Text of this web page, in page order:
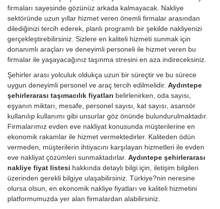
firmaları sayesinde gözünüz arkada kalmayacak. Nakliye
sektöründe uzun yıllar hizmet veren önemli firmalar arasından
dilediğinizi tercih ederek, planlı programlı bir şekilde nakliyenizi
gerçekleştirebilirsiniz. Sizlere en kaliteli hizmeti sunmak için
donanımlı araçları ve deneyimli personeli ile hizmet veren bu
firmalar ile yaşayacağınız taşınma stresini en aza indireceksiniz.
Şehirler arası yolculuk oldukça uzun bir süreçtir ve bu sürece
uygun deneyimli personel ve araç tercih edilmelidir. Aydıntepe
şehirlerarası taşımacılık fiyatları belirlenirken, oda sayısı,
eşyanın miktarı, mesafe, personel sayısı, kat sayısı, asansör
kullanılıp kullanımı gibi unsurlar göz önünde bulundurulmaktadır.
Firmalarımız evden eve nakliyat konusunda müşterilerine en
ekonomik rakamlar ile hizmet vermektedirler. Kaliteden ödün
vermeden, müşterilerin ihtiyacını karşılayan hizmetleri ile evden
eve nakliyat çözümleri sunmaktadırlar. Aydıntepe şehirlerarası
nakliye fiyat listesi hakkında detaylı bilgi için, iletişim bilgileri
üzerinden gerekli bilgiye ulaşabilirsiniz. Türkiye?nin neresine
olursa olsun, en ekonomik nakliye fiyatları ve kaliteli hizmetini
platformumuzda yer alan firmalardan alabilirsiniz.